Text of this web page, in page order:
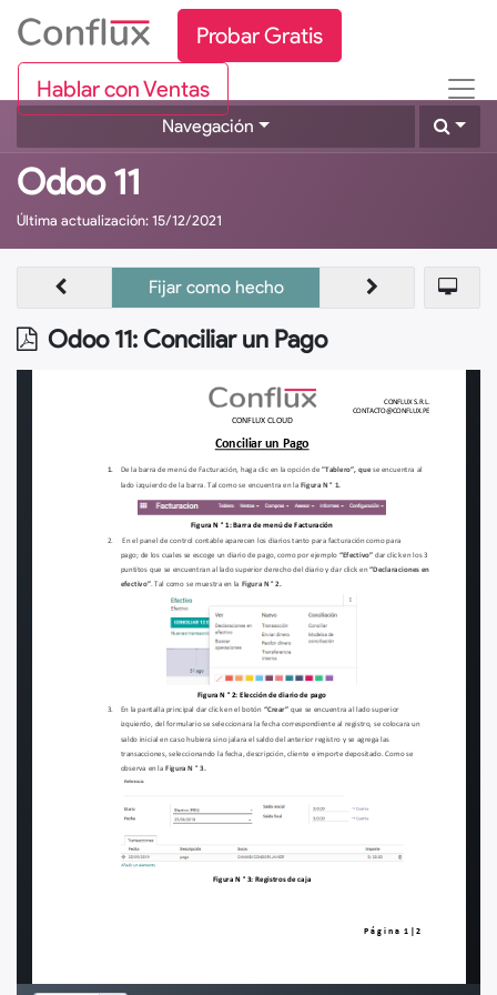
Probar Gratis
Hablar con Ventas
Navegación
Odoo 11
Última actualización: 15/12/2021
Odoo 11: Conciliar un Pago
Fijar como hecho